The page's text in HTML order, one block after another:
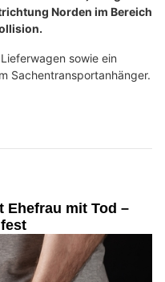
Norden im Bereich
sowie ein
Sachentransportanhänger.
Ehefrau mit Tod –